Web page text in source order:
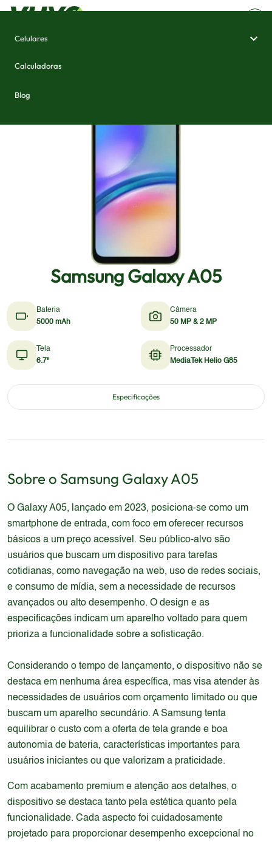
Celulares
Calculadoras
Blog
Samsung Galaxy A05
Bateria
5000 mAh
Câmera
50 MP & 2 MP
Tela
6.7"
Processador
MediaTek Helio G85
Especificações
Sobre o Samsung Galaxy A05
O Galaxy A05, lançado em 2023, posiciona-se como um
smartphone de entrada, com foco em oferecer recursos
básicos a um preço acessível. Seu público-alvo são
usuários que buscam um dispositivo para tarefas
cotidianas, como navegação na web, uso de redes sociais,
e consumo de mídia, sem a necessidade de recursos
avançados ou alto desempenho. O design e as
especificações indicam um aparelho voltado para quem
prioriza a funcionalidade sobre a sofisticação.
Considerando o tempo de lançamento, o dispositivo não se
destaca em nenhuma área específica, mas visa atender às
necessidades de usuários com orçamento limitado ou que
buscam um aparelho secundário. A Samsung tenta
equilibrar o custo com a oferta de tela grande e boa
autonomia de bateria, características importantes para
usuários iniciantes ou que valorizam a praticidade.
Com acabamento premium e atenção aos detalhes, o
dispositivo se destaca tanto pela estética quanto pela
funcionalidade. Cada aspecto foi cuidadosamente
projetado para proporcionar desempenho excepcional no